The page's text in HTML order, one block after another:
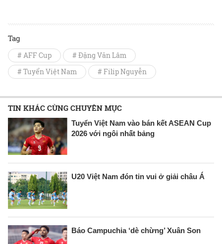
Tag
# AFF Cup
# Đặng Văn Lâm
# Tuyển Việt Nam
# Filip Nguyễn
TIN KHÁC CÙNG CHUYÊN MỤC
Tuyển Việt Nam vào bán kết ASEAN Cup
2026 với ngôi nhất bảng
U20 Việt Nam đón tin vui ở giải châu Á
Báo Campuchia ‘dè chừng’ Xuân Son